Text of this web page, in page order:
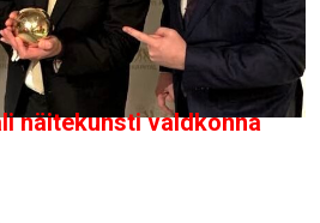
näitekunsti valdkonna